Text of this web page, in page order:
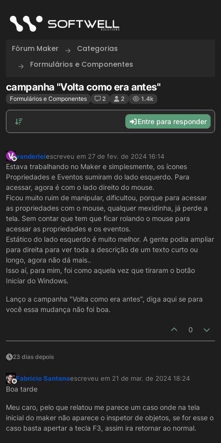
Fórum Maker
Categorias
Formulários e Componentes
campanha "Volta como era antes"
Formulários e Componentes 2 2 1.4k
Entre para responder
V
Offline
vanderleiescreveu em 27 de fev. de 2024 16:14
última edição por
Estava trabalhando no Maker e simplesmente, os ícones
Propriedades e Eventos sumiram do lado esquerdo. Para
acessar, agora é com o lado direito do mouse.
Ficou muito ruim de manipular, dificultou, porque para acessar
as propriedades com o mouse, qualquer mexidinha, já perde a
tela. Sem contar que tem que ficar rolando o mouse para
acessar as propriedades e os eventos.
Estático do lado esquerdo é muito melhor. A gente podia ampliar
para direita para ver toda a descrição de um texto curto ou
longo, agora não dá mais..
Isso aí, para mim, foi como aquela vez que tiraram o botão
Iniciar do Windows.
Lanço a campanha "Volta como era antes", diga aqui se para
você essa mudança não foi boa.
0
23 dias depois
Offline
Fabrício Santanaescreveu em 21 de mar. de 2024 18:24
última edição por
Boa tarde
Meu caro, pelo que relatou me parece um caso onde na tela
inicial do maker não aparece o inspetor de objetos, se for esse o
caso basta apertar a tecla F3, assim ira retornar ao normal.